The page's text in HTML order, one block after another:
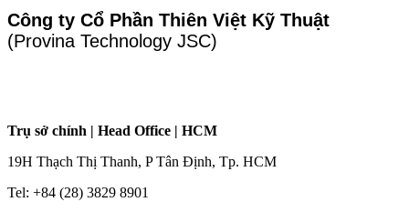
Công ty Cổ Phần Thiên Việt Kỹ Thuật
(Provina Technology JSC)
Trụ sở chính | Head Office | HCM
19H Thạch Thị Thanh, P Tân Định, Tp. HCM
Tel: +84 (28) 3829 8901